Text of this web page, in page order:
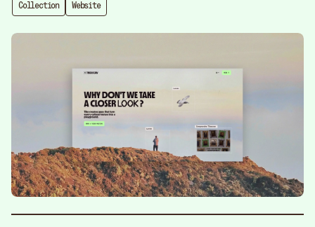
Collection Website